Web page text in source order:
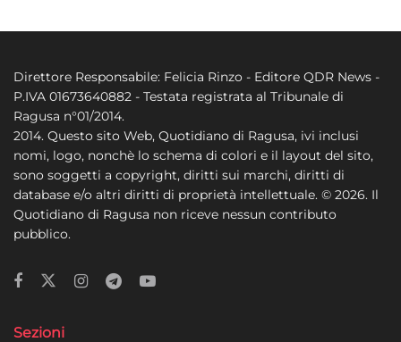
Direttore Responsabile: Felicia Rinzo - Editore QDR News -
P.IVA 01673640882 - Testata registrata al Tribunale di
Ragusa n°01/2014.
2014. Questo sito Web, Quotidiano di Ragusa, ivi inclusi
nomi, logo, nonchè lo schema di colori e il layout del sito,
sono soggetti a copyright, diritti sui marchi, diritti di
database e/o altri diritti di proprietà intellettuale. © 2026. Il
Quotidiano di Ragusa non riceve nessun contributo
pubblico.
Sezioni